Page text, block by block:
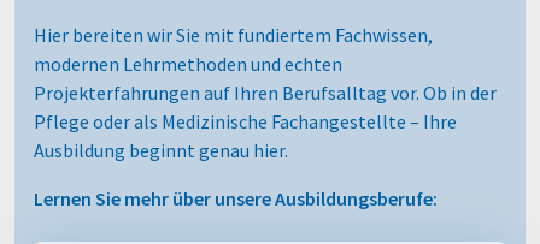
Hier bereiten wir Sie mit fundiertem Fachwissen,
modernen Lehrmethoden und echten
Projekterfahrungen auf Ihren Berufsalltag vor. Ob in der
Pflege oder als Medizinische Fachangestellte – Ihre
Ausbildung beginnt genau hier.
Lernen Sie mehr über unsere Ausbildungsberufe: